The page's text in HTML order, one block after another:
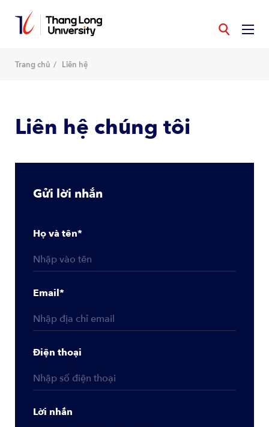
dungTrang chủ Liên hệ
Liên hệ chúng tôi
Gửi lời nhắn
Họ và tên*
Họ và tên
Email*
Email
Điện thoại
Số điện thoại
Lời nhắn